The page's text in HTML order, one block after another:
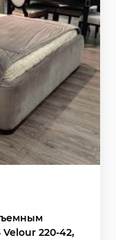
Velour 220-42,